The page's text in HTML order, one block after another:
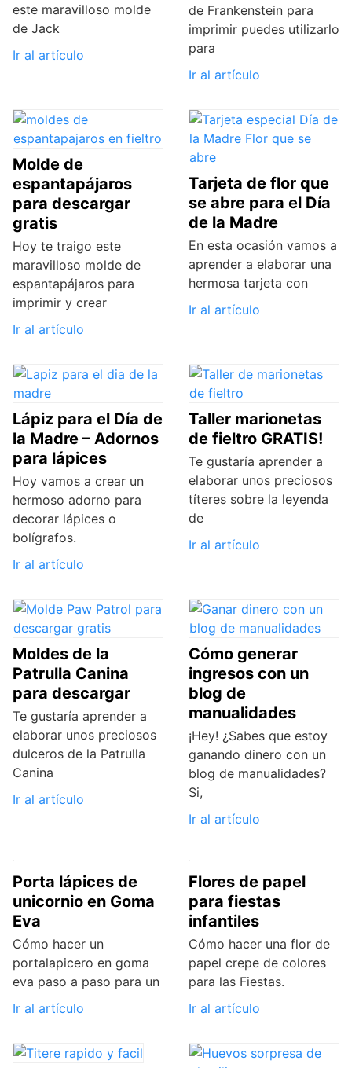
este maravilloso molde
de Jack
Ir al artículo
de Frankenstein para
imprimir puedes utilizarlo
para
Ir al artículo
Molde de
espantapájaros
para descargar
gratis
Hoy te traigo este
maravilloso molde de
espantapájaros para
imprimir y crear
Ir al artículo
Tarjeta de flor que
se abre para el Día
de la Madre
En esta ocasión vamos a
aprender a elaborar una
hermosa tarjeta con
Ir al artículo
Lápiz para el Día de
la Madre – Adornos
para lápices
Hoy vamos a crear un
hermoso adorno para
decorar lápices o
bolígrafos.
Ir al artículo
Taller marionetas
de fieltro GRATIS!
Te gustaría aprender a
elaborar unos preciosos
títeres sobre la leyenda
de
Ir al artículo
Moldes de la
Patrulla Canina
para descargar
Te gustaría aprender a
elaborar unos preciosos
dulceros de la Patrulla
Canina
Ir al artículo
Cómo generar
ingresos con un
blog de
manualidades
¡Hey! ¿Sabes que estoy
ganando dinero con un
blog de manualidades?
Si,
Ir al artículo
Porta lápices de
unicornio en Goma
Eva
Cómo hacer un
portalapicero en goma
eva paso a paso para un
Ir al artículo
Flores de papel
para fiestas
infantiles
Cómo hacer una flor de
papel crepe de colores
para las Fiestas.
Ir al artículo